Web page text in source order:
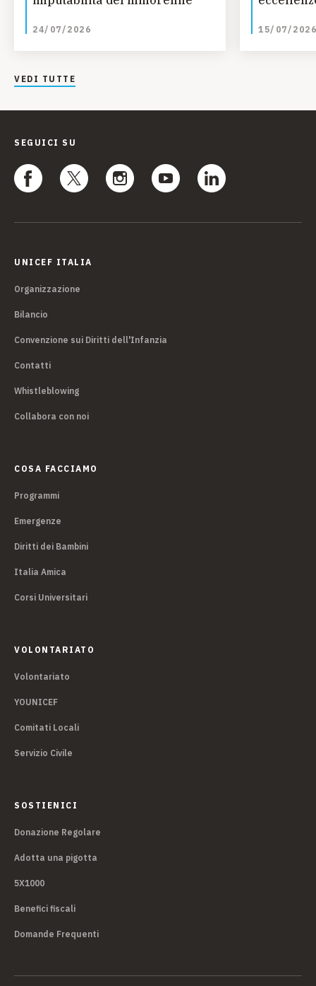
24/07/2026 15/07/2026
VEDI TUTTE
SEGUICI SU
UNICEF ITALIA
Organizzazione
Bilancio
Convenzione sui Diritti dell'Infanzia
Contatti
Whistleblowing
Collabora con noi
COSA FACCIAMO
Programmi
Emergenze
Diritti dei Bambini
Italia Amica
Corsi Universitari
VOLONTARIATO
Volontariato
YOUNICEF
Comitati Locali
Servizio Civile
SOSTIENICI
Donazione Regolare
Adotta una pigotta
5X1000
Benefici fiscali
Domande Frequenti